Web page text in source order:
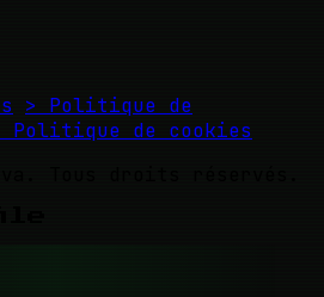
> Politique de
Politique de cookies